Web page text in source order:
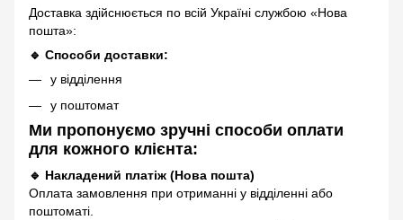
Доставка здійснюється по всій Україні службою «Нова
пошта»:
🔹 Способи доставки:
у відділення
у поштомат
Ми пропонуємо зручні способи оплати
для кожного клієнта:
🔹 Накладений платіж (Нова пошта)
Оплата замовлення при отриманні у відділенні або
поштоматі.